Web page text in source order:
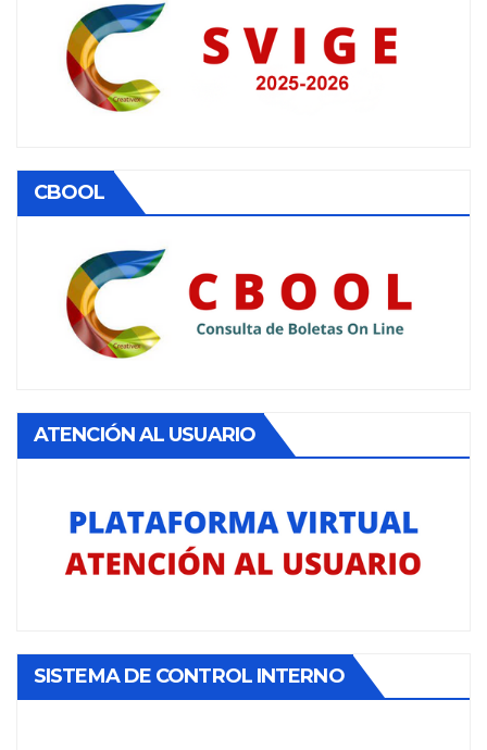
CBOOL
ATENCIÓN AL USUARIO
SISTEMA DE CONTROL INTERNO